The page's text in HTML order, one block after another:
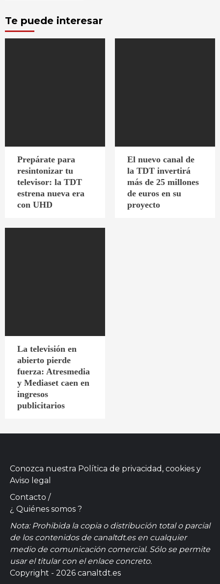
Te puede interesar
Prepárate para
resintonizar tu
televisor: la TDT
estrena nueva era
con UHD
El nuevo canal de
la TDT invertirá
más de 25 millones
de euros en su
proyecto
La televisión en
abierto pierde
fuerza: Atresmedia
y Mediaset caen en
ingresos
publicitarios
Conozca nuestra Política de privacidad, cookies y
Aviso legal
Contacto /
¿ Quiénes somos ?
Nota: Prohibida la copia o distribución total o parcial
de los contenidos de canaltdt.es en cualquier
medio de comunicación comercial. Sólo se permite
usar el titular con el enlace concreto.
Copyright - 2026 canaltdt.es